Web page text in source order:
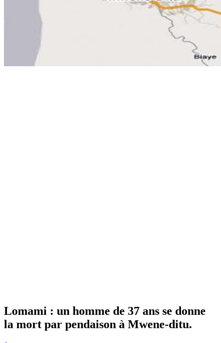
Lomami : un homme de 37 ans se donne
la mort par pendaison à Mwene-ditu.